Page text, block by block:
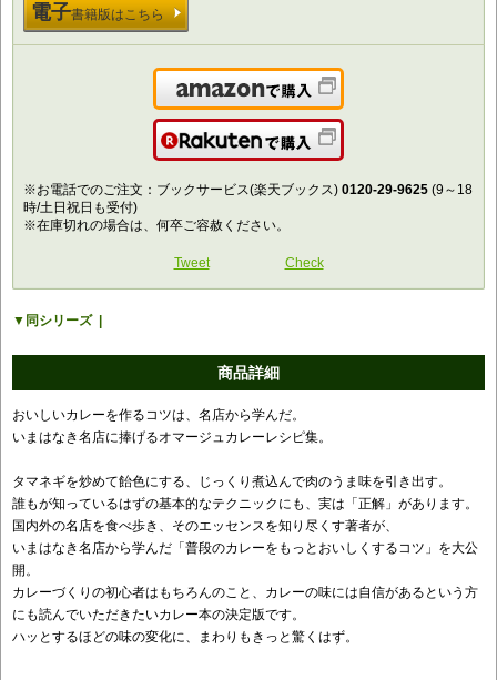
電子書籍版はこちら
Amazonで購入
楽天で購入
※お電話でのご注文：ブックサービス(楽天ブックス) 0120-29-9625 (9～18
時/土日祝日も受付)
※在庫切れの場合は、何卒ご容赦ください。
Tweet Check
同シリーズ
商品詳細
おいしいカレーを作るコツは、名店から学んだ。
いまはなき名店に捧げるオマージュカレーレシピ集。
タマネギを炒めて飴色にする、じっくり煮込んで肉のうま味を引き出す。
誰もが知っているはずの基本的なテクニックにも、実は「正解」があります。
国内外の名店を食べ歩き、そのエッセンスを知り尽くす著者が、
いまはなき名店から学んだ「普段のカレーをもっとおいしくするコツ」を大公
開。
カレーづくりの初心者はもちろんのこと、カレーの味には自信があるという方
にも読んでいただきたいカレー本の決定版です。
ハッとするほどの味の変化に、まわりもきっと驚くはず。